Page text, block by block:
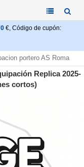
€, Código de cupón:
portero AS Roma
Replica 2025-
cortos)